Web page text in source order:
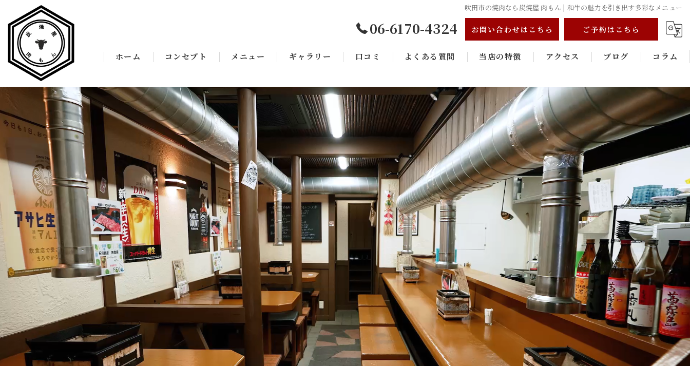
吹田市の焼肉なら炭焼屋 肉もん | 和牛の魅力を引き出す多彩なメニュー
06-6170-4324 お問い合わせはこちら ご予約はこちら
ホーム コンセプト メニュー ギャラリー 口コミ よくある質問 当店の特徴
個室
一人
飲み放題
肉寿司
和牛
アクセス ブログ コラム